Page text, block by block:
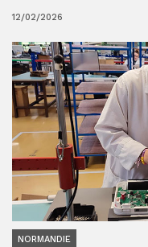
12/02/2026
NORMANDIE